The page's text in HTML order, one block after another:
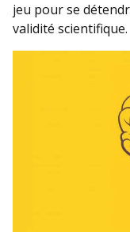
jeu pour se
validité scientifique.